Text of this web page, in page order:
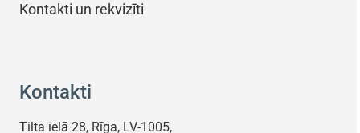
Kontakti un rekvizīti
Kontakti
Tilta ielā 28, Rīga, LV-1005,